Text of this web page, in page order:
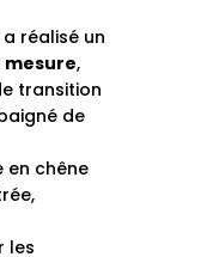
réalisé un
mesure,
transition
de
en chêne
les